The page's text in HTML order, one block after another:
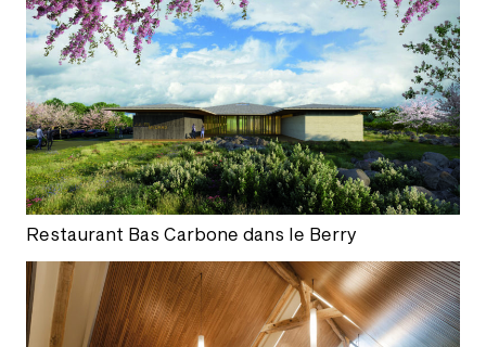
Restaurant Bas Carbone dans le Berry